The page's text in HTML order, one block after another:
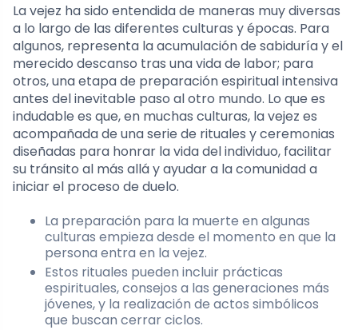
La vejez ha sido entendida de maneras muy diversas
a lo largo de las diferentes culturas y épocas. Para
algunos, representa la acumulación de sabiduría y el
merecido descanso tras una vida de labor; para
otros, una etapa de preparación espiritual intensiva
antes del inevitable paso al otro mundo. Lo que es
indudable es que, en muchas culturas, la vejez es
acompañada de una serie de rituales y ceremonias
diseñadas para honrar la vida del individuo, facilitar
su tránsito al más allá y ayudar a la comunidad a
iniciar el proceso de duelo.
La preparación para la muerte en algunas
culturas empieza desde el momento en que la
persona entra en la vejez.
Estos rituales pueden incluir prácticas
espirituales, consejos a las generaciones más
jóvenes, y la realización de actos simbólicos
que buscan cerrar ciclos.